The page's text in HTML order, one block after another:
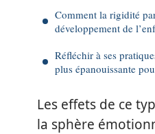
Comment la rigidité
développement de
Réfléchir à ses
plus épanouissante
Les effets de ce
la sphère